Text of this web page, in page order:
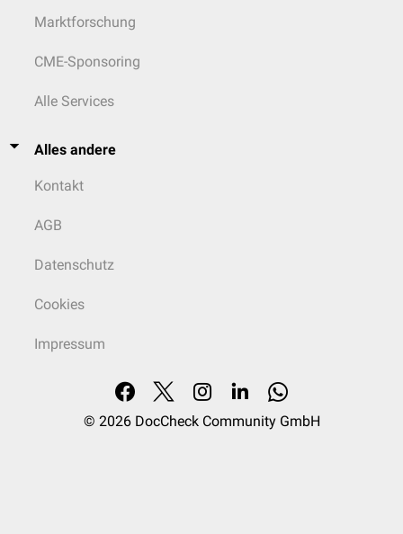
Marktforschung
CME-Sponsoring
Alle Services
Alles andere
Kontakt
AGB
Datenschutz
Cookies
Impressum
© 2026 DocCheck Community GmbH